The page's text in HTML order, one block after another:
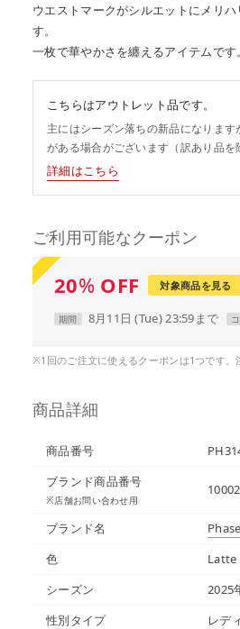
ウエストマークがシルエットにメリ
す。
一枚で華やかさを纏えるアイテムです。
こちらはアウトレット品です。
主にはシーズン落ちの新品になりま
がある場合がございます（訳あり品を
詳細はこちら
ご利用可能なクーポン
20%OFF 対象商品を見る
期間 8月11日 (Tue) 23:59まで
※1回のご注文に使えるクーポンは1つです。
商品詳細
商品番号
ブランド商品番号
※店舗お問い合わせ用
ブランド名
色
Latte
シーズン
2025
性別タイプ
レデ